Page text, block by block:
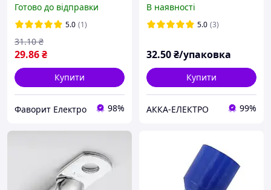
Systems
Готово до відправки
5.0 (1)
29.86₴
31.10 ₴
Купити
Фаворит Електро 98%
В наявності
5.0 (3)
32.50₴/упаковка
Купити
АККА-ЕЛЕКТРО 99%